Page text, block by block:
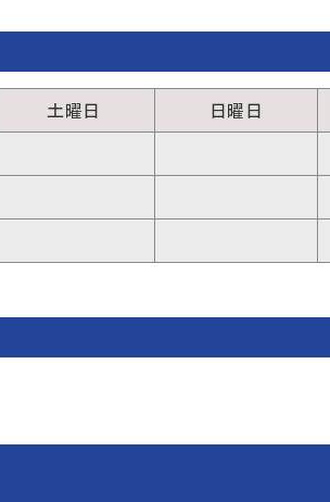
土曜日 日曜日